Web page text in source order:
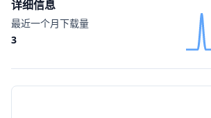
详细信息
最近一个月下载量
3